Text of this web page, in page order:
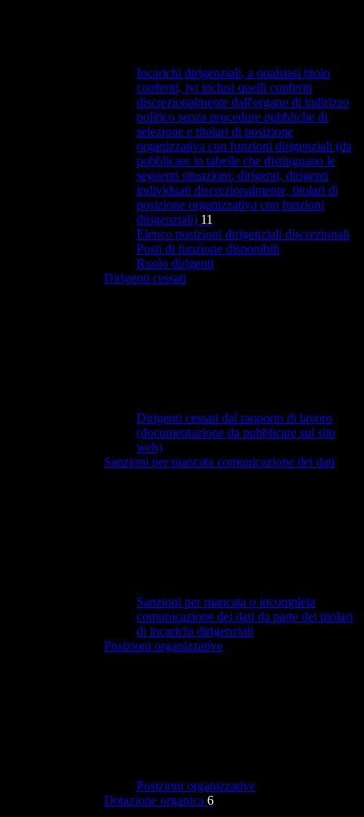
Incarichi dirigenziali, a qualsiasi titolo
conferiti, ivi inclusi quelli conferiti
discrezionalmente dall'organo di indirizzo
politico senza procedure pubbliche di
selezione e titolari di posizione
organizzativa con funzioni dirigenziali (da
pubblicare in tabelle che distinguano le
seguenti situazioni: dirigenti, dirigenti
individuati discrezionalmente, titolari di
posizione organizzativa con funzioni
dirigenziali) 11
Elenco posizioni dirigenziali discrezionali
Posti di funzione disponibili
Ruolo dirigenti
Dirigenti cessati
Dirigenti cessati dal rapporto di lavoro
(documentazione da pubblicare sul sito
web)
Sanzioni per mancata comunicazione dei dati
Sanzioni per mancata o incompleta
comunicazione dei dati da parte dei titolari
di incarichi dirigenziali
Posizioni organizzative
Posizioni organizzative
Dotazione organica 6